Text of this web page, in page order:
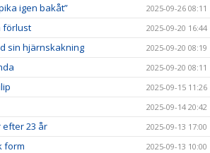
igen bakåt” 2025-09-26 08:11
förlust 2025-09-20 16:44
sin hjärnskakning 2025-09-20 08:19
2025-09-20 08:11
2025-09-15 11:26
2025-09-14 20:42
efter 23 år 2025-09-13 17:00
form 2025-09-13 10:00